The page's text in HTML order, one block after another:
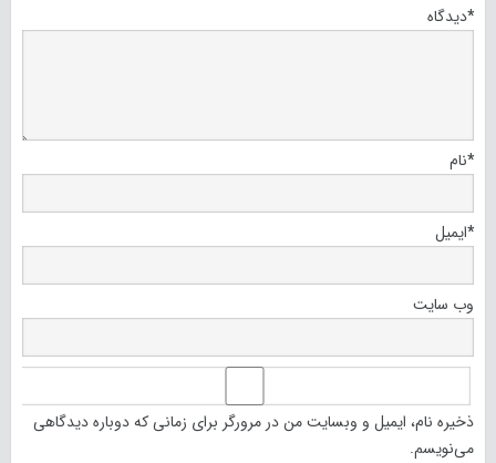
دیدگاه*
نام*
ایمیل*
وب‌ سایت
ذخیره نام، ایمیل و وبسایت من در مرورگر برای زمانی که دوباره دیدگاهی
می‌نویسم.